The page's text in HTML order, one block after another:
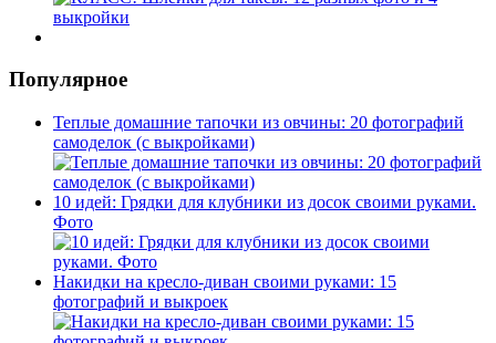
Популярное
Теплые домашние тапочки из овчины: 20 фотографий
самоделок (с выкройками)
10 идей: Грядки для клубники из досок своими руками.
Фото
Накидки на кресло-диван своими руками: 15
фотографий и выкроек